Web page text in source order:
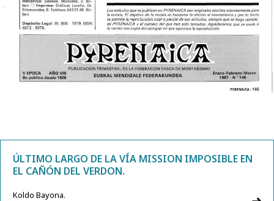
ÚLTIMO LARGO DE LA VÍA MISSION IMPOSIBLE EN
EL CAÑÓN DEL VERDON.
Koldo Bayona.